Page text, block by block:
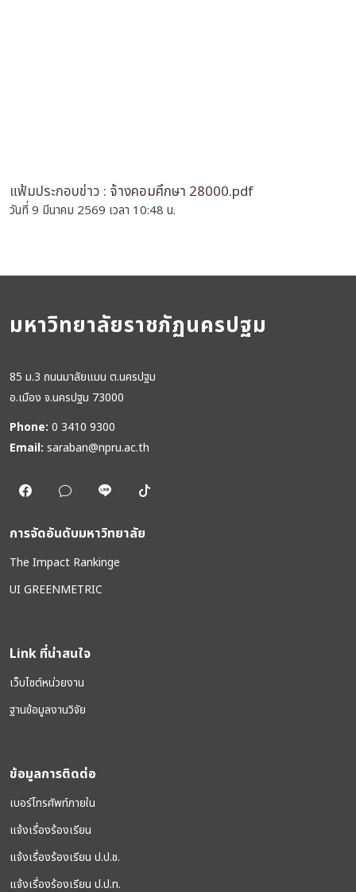
แฟ้มประกอบข่าว : จ้างคอมศึกษา 28000.pdf
วันที่ 9 มีนาคม 2569 เวลา 10:48 น.
มหาวิทยาลัยราชภัฏนครปฐม
85 ม.3 ถนนมาลัยแมน ต.นครปฐม
อ.เมือง จ.นครปฐม 73000
Phone: 0 3410 9300
Email: saraban@npru.ac.th
การจัดอันดับมหาวิทยาลัย
The Impact Rankinge
UI GREENMETRIC
Link ที่น่าสนใจ
เว็บไซต์หน่วยงาน
ฐานข้อมูลงานวิจัย
ข้อมูลการติดต่อ
เบอร์โทรศัพท์ภายใน
แจ้งเรื่องร้องเรียน
แจ้งเรื่องร้องเรียน ป.ป.ช.
แจ้งเรื่องร้องเรียน ป.ป.ท.